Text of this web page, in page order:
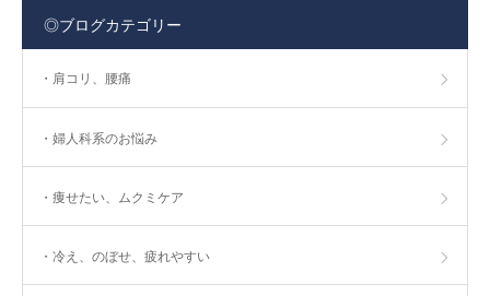
◎ブログカテゴリー
・肩コリ、腰痛
・婦人科系のお悩み
・痩せたい、ムクミケア
・冷え、のぼせ、疲れやすい